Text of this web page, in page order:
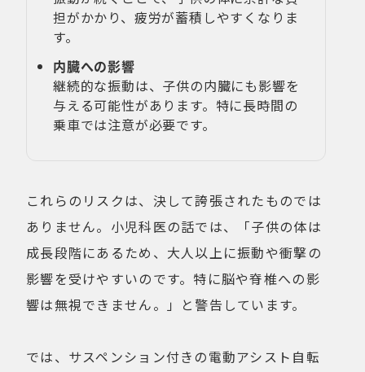
担がかかり、疲労が蓄積しやすくなりま
す。
内臓への影響
継続的な振動は、子供の内臓にも影響を
与える可能性があります。特に長時間の
乗車では注意が必要です。
これらのリスクは、決して誇張されたものでは
ありません。小児科医の話では、「子供の体は
成長段階にあるため、大人以上に振動や衝撃の
影響を受けやすいのです。特に脳や脊椎への影
響は無視できません。」と警告しています。
では、サスペンション付きの電動アシスト自転